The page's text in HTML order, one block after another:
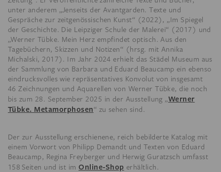
unter anderem „Jenseits der Avantgarden. Texte und
Gespräche zur zeitgenössischen Kunst“ (2022), „Im Spiegel
der Geschichte. Die Leipziger Schule der Malerei“ (2017) und
„Werner Tübke. Mein Herz empfindet optisch. Aus den
Tagebüchern, Skizzen und Notizen“ (hrsg. mit Annika
Michalski, 2017). Im Jahr 2024 erhielt das Städel Museum aus
der Sammlung von Barbara und Eduard Beaucamp ein ebenso
eindrucksvolles wie repräsentatives Konvolut von insgesamt
46 Zeichnungen und Aquarellen von Werner Tübke, die noch
bis zum 28. September 2025 in der Ausstellung „Werner
Tübke. Metamorphosen“ zu sehen sind.
Der zur Ausstellung erschienene, reich bebilderte Katalog mit
einem Vorwort von Philipp Demandt und Texten von Eduard
Beaucamp, Regina Freyberger und Herwig Guratzsch umfasst
158 Seiten und ist imOnline-Shop erhältlich.